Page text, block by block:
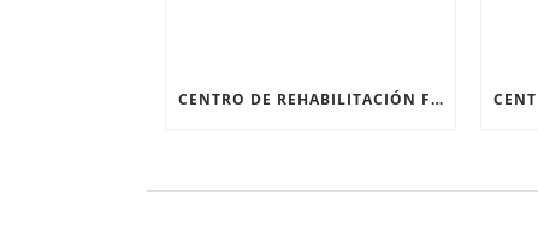
CENTRO DE REHABILITACIÓN FÍSICA: RECUPERARSE DESPUÉS DE UNA FRACTURA